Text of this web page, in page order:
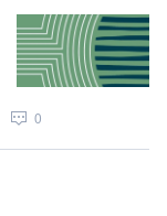
0